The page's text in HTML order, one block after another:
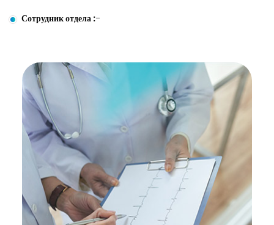
Сотрудник отдела :-